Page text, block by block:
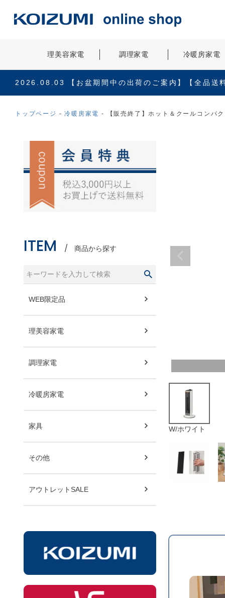
理美容家電 調理家電 冷暖房家電
2026.08.03 【お盆期間中の出荷のご案内】【全品送
トップページ 冷暖房家電 【販売終了】ホット＆クールコンパ
ITEM 商品から探す
WEB限定品
理美容家電
調理家電
冷暖房家電
家具
その他
アウトレットSALE
W/ホワイト